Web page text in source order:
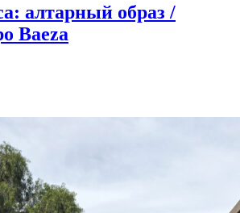
алтарный образ /
Baeza